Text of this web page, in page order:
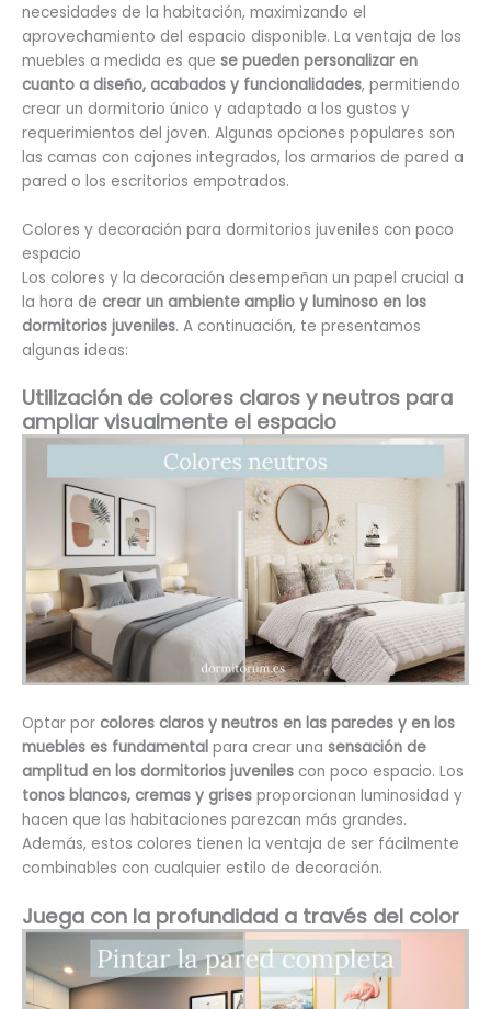
necesidades de la habitación, maximizando el
aprovechamiento del espacio disponible. La ventaja de los
muebles a medida es que se pueden personalizar en
cuanto a diseño, acabados y funcionalidades, permitiendo
crear un dormitorio único y adaptado a los gustos y
requerimientos del joven. Algunas opciones populares son
las camas con cajones integrados, los armarios de pared a
pared o los escritorios empotrados.
Colores y decoración para dormitorios juveniles con poco
espacio
Los colores y la decoración desempeñan un papel crucial a
la hora de crear un ambiente amplio y luminoso en los
dormitorios juveniles. A continuación, te presentamos
algunas ideas:
Utilización de colores claros y neutros para
ampliar visualmente el espacio
Optar por colores claros y neutros en las paredes y en los
muebles es fundamental para crear una sensación de
amplitud en los dormitorios juveniles con poco espacio. Los
tonos blancos, cremas y grises proporcionan luminosidad y
hacen que las habitaciones parezcan más grandes.
Además, estos colores tienen la ventaja de ser fácilmente
combinables con cualquier estilo de decoración.
Juega con la profundidad a través del color